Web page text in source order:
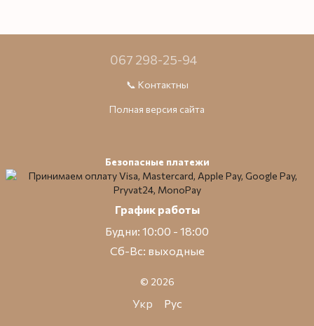
067 298-25-94
📞 Контактны
Полная версия сайта
Безопасные платежи
График работы
Будни: 10:00 - 18:00
Сб-Вс: выходные
© 2026
Укр Рус